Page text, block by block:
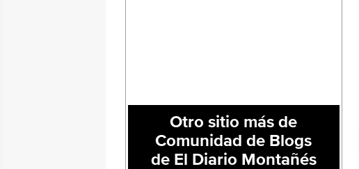
Otro sitio más de
Comunidad de Blogs
de El Diario Montañés